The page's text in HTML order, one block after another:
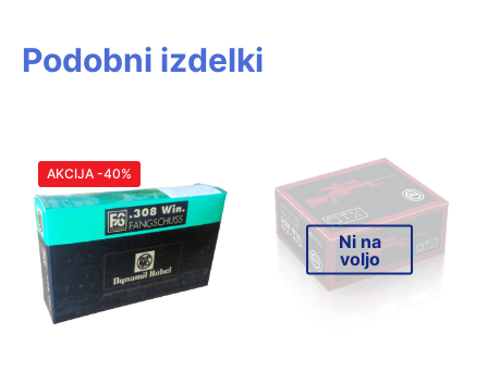
Podobni izdelki
AKCIJA -40%
Ni na
voljo